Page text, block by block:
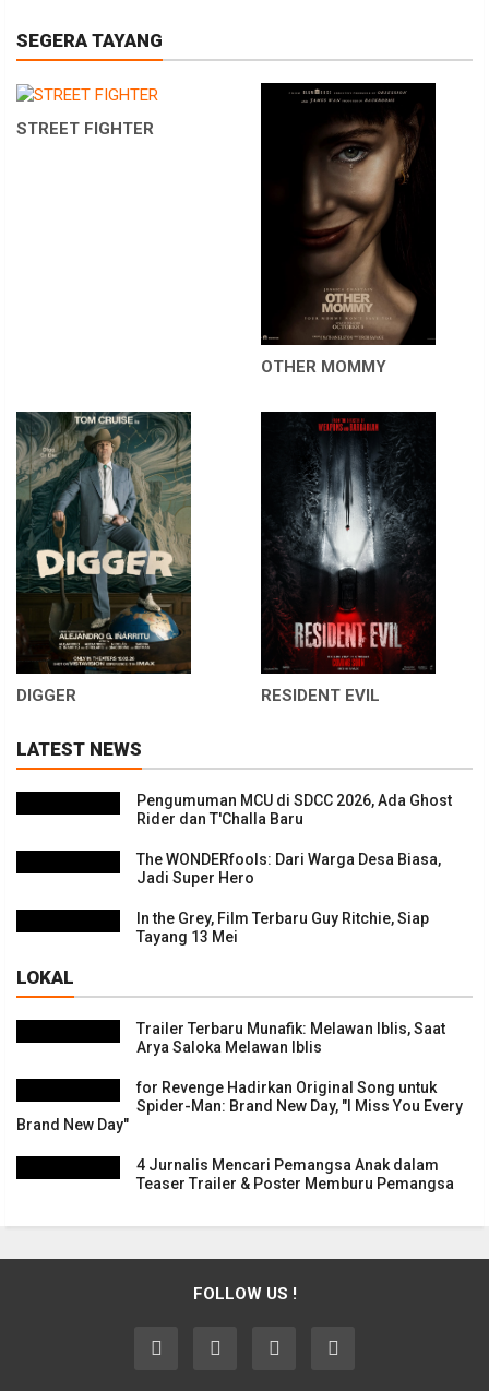
SEGERA TAYANG
STREET FIGHTER
OTHER MOMMY
DIGGER RESIDENT EVIL
LATEST NEWS
Pengumuman MCU di SDCC 2026, Ada Ghost
Rider dan T'Challa Baru
The WONDERfools: Dari Warga Desa Biasa,
Jadi Super Hero
In the Grey, Film Terbaru Guy Ritchie, Siap
Tayang 13 Mei
LOKAL
Trailer Terbaru Munafik: Melawan Iblis, Saat
Arya Saloka Melawan Iblis
for Revenge Hadirkan Original Song untuk
Spider-Man: Brand New Day, "I Miss You Every
Brand New Day"
4 Jurnalis Mencari Pemangsa Anak dalam
Teaser Trailer & Poster Memburu Pemangsa
FOLLOW US !